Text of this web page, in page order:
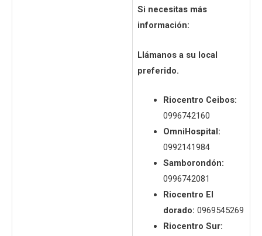
Si necesitas más
información:
Llámanos a su local
preferido.
Riocentro Ceibos:
0996742160
OmniHospital:
0992141984
Samborondón:
0996742081
Riocentro El
dorado: 0969545269
Riocentro Sur: